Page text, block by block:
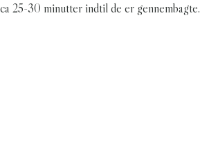
25-30 minutter indtil de er gennembagte.